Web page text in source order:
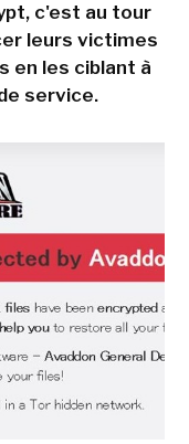
c'est au tour
leurs victimes
en les ciblant à
service.